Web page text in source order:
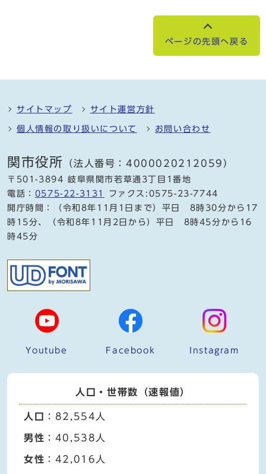
ページの先頭へ戻る
サイトマップ サイト運営方針
個人情報の取り扱いについて お問い合わせ
関市役所 （法人番号：4000020212059）
〒501-3894 岐阜県関市若草通3丁目1番地
電話： 0575-22-3131
ファクス:0575-23-7744
開庁時間：（令和8年11月1日まで）平日 8時30分から17
時15分、（令和8年11月2日から）平日 8時45分から16
時45分
Youtube Facebook Instagram
人口・世帯数（速報値）
人口 ：82,554人
男性 ：40,538人
女性 ：42,016人